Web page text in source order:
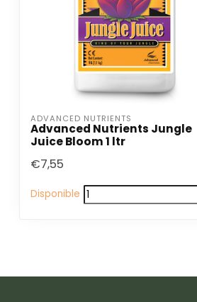
ADVANCED NUTRIENTS
Advanced Nutrients Jungle
Juice Bloom 1 ltr
€7,55
Disponible